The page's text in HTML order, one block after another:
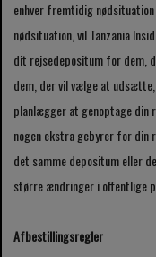
enhver fremtidig
nødsituation, vil Tanzania
dit rejsedepositum for dem,
dem, der vil vælge at
planlægger at genoptage din
nogen ekstra gebyrer for din
det samme depositum eller
større ændringer i offentlige
Afbestillingsregler